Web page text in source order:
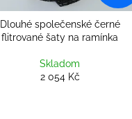
Dlouhé společenské černé
flitrované šaty na ramínka
Skladom
2 054 Kč